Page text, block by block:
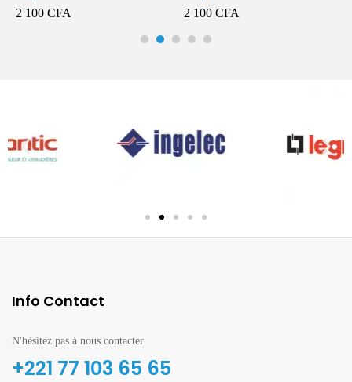
190X190X80MM Transparent
2 100 CFA
190X190X80MM CROSS
2 100 CFA
Info Contact
N'hésitez pas à nous contacter
+221 77 103 65 65